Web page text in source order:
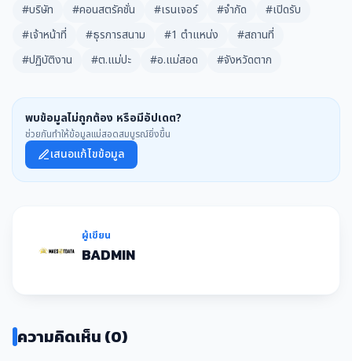
#บริษัท #คอนสตรัคชั่น #เรนเจอร์ #จำกัด
#เปิดรับ
#เจ้าหน้าที่
#ธุรการสนาม #1 ตำแหน่ง
#สถานที่
#ปฏิบัติงาน
#ต.แม่ปะ #อ.แม่สอด #จังหวัดตาก
พบข้อมูลไม่ถูกต้อง หรือมีอัปเดต?
ช่วยกันทำให้ข้อมูลแม่สอดสมบูรณ์ยิ่งขึ้น
เสนอแก้ไขข้อมูล
ผู้เขียน
BADMIN
ความคิดเห็น (0)